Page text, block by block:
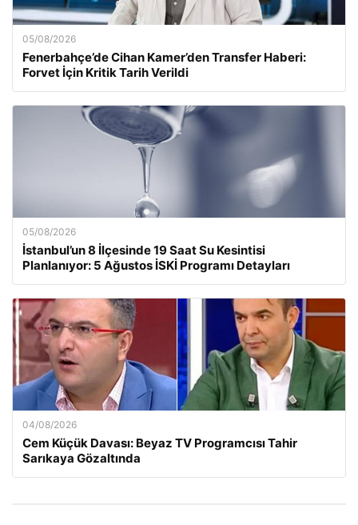
05/08/2026
Fenerbahçe’de Cihan Kamer’den Transfer Haberi:
Forvet İçin Kritik Tarih Verildi
05/08/2026
İstanbul’un 8 İlçesinde 19 Saat Su Kesintisi
Planlanıyor: 5 Ağustos İSKİ Programı Detayları
04/08/2026
Cem Küçük Davası: Beyaz TV Programcısı Tahir
Sarıkaya Gözaltında